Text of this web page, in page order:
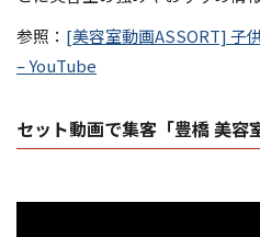
参照： [美容室動画ASSORT] 子
– YouTube
セット動画で集客「豊橋 美容